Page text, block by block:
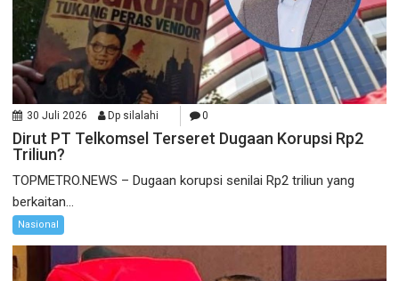
30 Juli 2026 Dp silalahi 0
Dirut PT Telkomsel Terseret Dugaan Korupsi Rp2
Triliun?
TOPMETRO.NEWS – Dugaan korupsi senilai Rp2 triliun yang
berkaitan...
Nasional